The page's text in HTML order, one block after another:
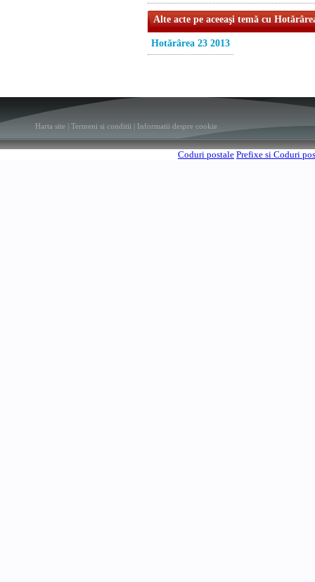
Alte acte pe aceeaşi temă cu
Hotărârea 23 2013
Harta site Termeni si conditii Informatii despre cookie
Coduri postale Prefixe si Coduri